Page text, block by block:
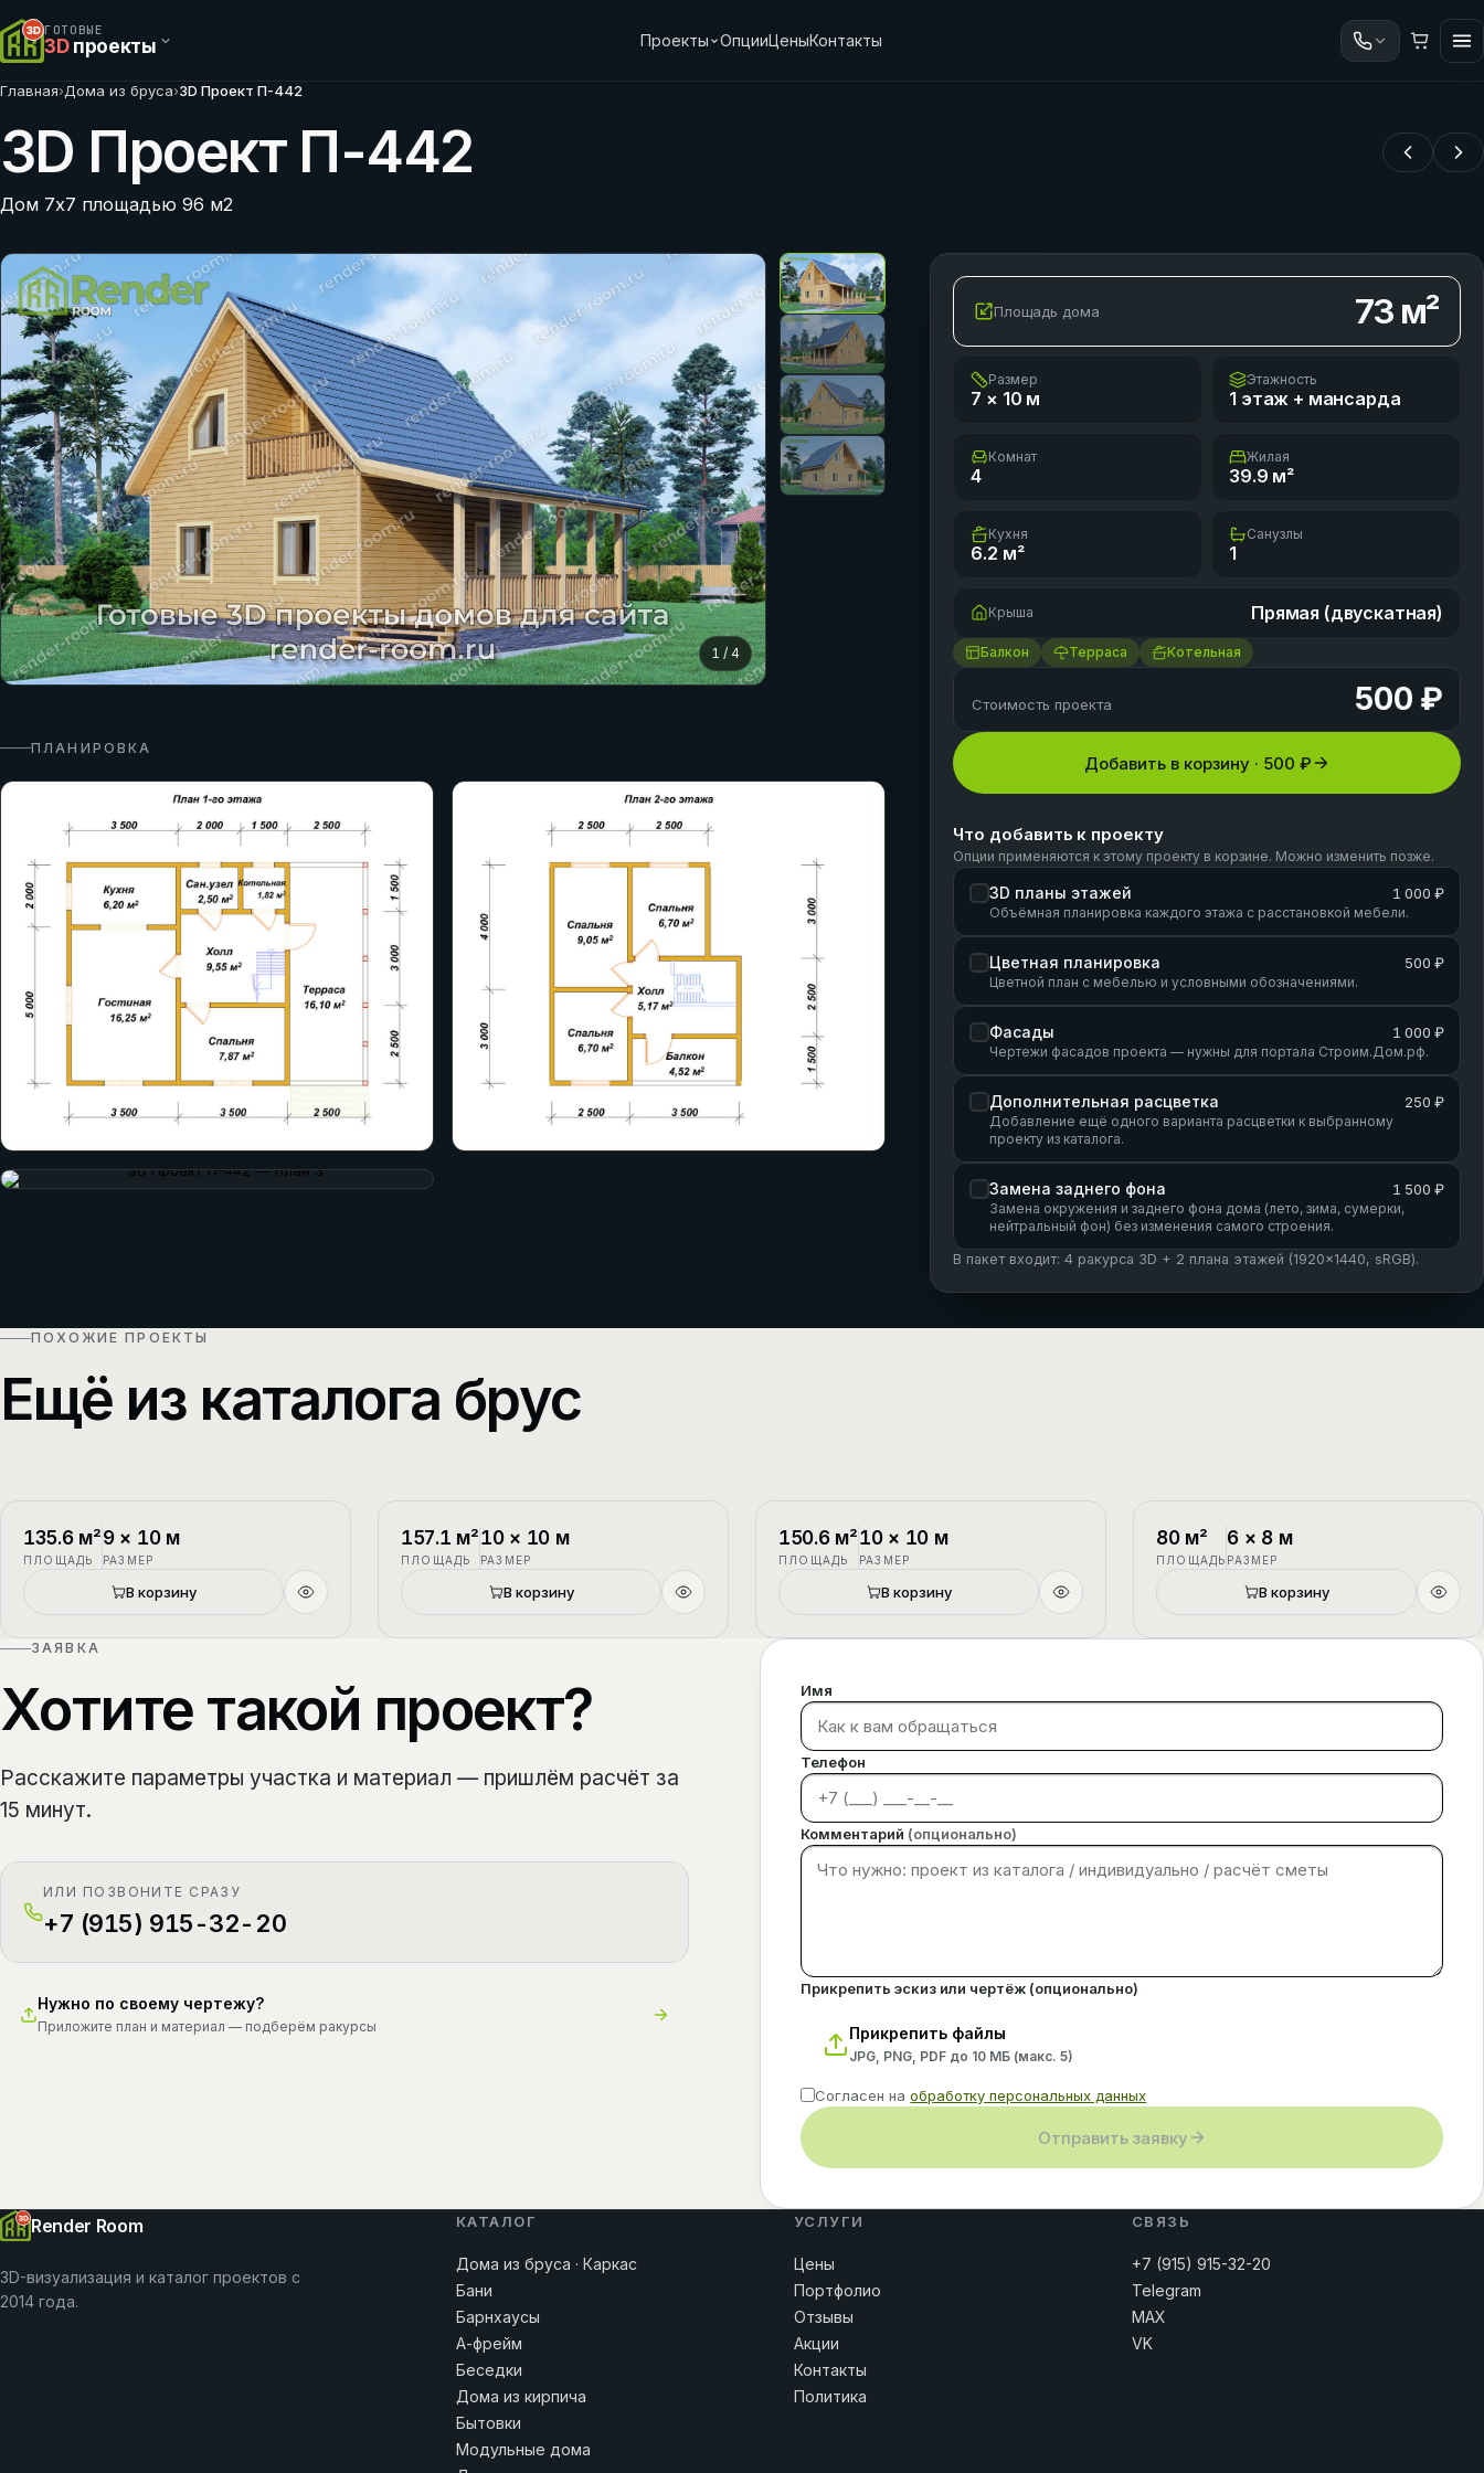
ГОТОВЫЕ
3Dпроекты Проекты ОпцииЦеныКонтакты
Главная›Дома из бруса›3D Проект П-442
3D Проект П-442
Дом 7х7 площадью 96 м2
1 /4
ПЛАНИРОВКА
Площадь дома 73м²
Размер
7 × 10 м
Этажность
1 этаж + мансарда
Комнат
4
Жилая
39.9 м²
Кухня
6.2 м²
Санузлы
1
Крыша Прямая (двускатная)
Балкон Терраса Котельная
Стоимость проекта 500 ₽
Добавить в корзину · 500 ₽
Что добавить к проекту
Опции применяются к этому проекту в корзине. Можно изменить позже.
3D планы этажей 1 000 ₽
Объёмная планировка каждого этажа с расстановкой мебели.
Цветная планировка 500 ₽
Цветной план с мебелью и условными обозначениями.
Фасады 1 000 ₽
Чертежи фасадов проекта — нужны для портала Строим.Дом.рф.
Дополнительная расцветка 250 ₽
Добавление ещё одного варианта расцветки к выбранному
проекту из каталога.
Замена заднего фона 1 500 ₽
Замена окружения и заднего фона дома (лето, зима, сумерки,
нейтральный фон) без изменения самого строения.
В пакет входит: 4 ракурса 3D + 2 плана этажей (1920×1440, sRGB).
ПОХОЖИЕ ПРОЕКТЫ
Ещё из каталога брус
П-1
Новый
135.6м²
ПЛОЩАДЬ
9× 10м
РАЗМЕР
В корзину
П-2
157.1 м²
ПЛОЩАДЬ
10× 10 м
РАЗМЕР
В корзину
П-3
150.6м²
ПЛОЩАДЬ
10× 10 м
РАЗМЕР
В корзину
П-4
80м²
ПЛОЩАДЬ
6 × 8 м
РАЗМЕР
В корзину
ЗАЯВКА
Хотите такой проект?
Расскажите параметры участка и материал — пришлём расчёт за
15 минут.
ИЛИ ПОЗВОНИТЕ СРАЗУ
+7 (915) 915-32-20
Нужно по своему чертежу?
Приложите план и материал — подберём ракурсы
Имя
Телефон
Комментарий (опционально)
Прикрепить эскиз или чертёж (опционально)
Прикрепить файлы
JPG, PNG, PDF до 10 МБ (макс.5)
Согласен наобработку персональных данных
Отправить заявку
Render Room
3D-визуализация и каталог проектов с
2014 года.
КАТАЛОГ
Дома из бруса · Каркас
Бани
Барнхаусы
А-фрейм
Беседки
Дома из кирпича
Бытовки
Модульные дома
УСЛУГИ
Цены
Портфолио
Отзывы
Акции
Контакты
Политика
СВЯЗЬ
+7 (915) 915-32-20
Telegram
MAX
VK